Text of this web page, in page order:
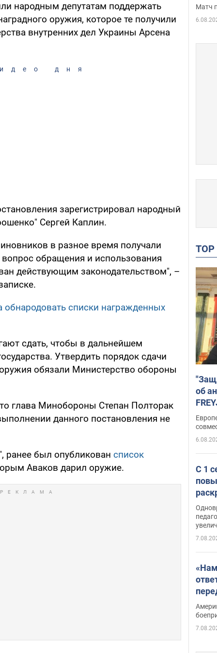
народным депутатам поддержать
оружия, которое те получили
внутренних дел Украины Арсена
дня
зарегистрировал народный
Сергей Каплин.
в разное время получали
обращения и использования
действующим законодательством", –
обнародовать списки награжденных
сдать, чтобы в дальнейшем
Утвердить порядок сдачи
обязали Министерство обороны
глава Минобороны Степан Полторак
данного постановления не
ранее был опубликован список
Аваков дарил оружие.
Матч
об
С 1